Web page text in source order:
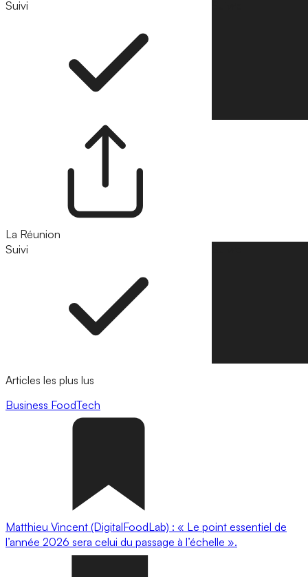
Suivi
La Réunion
Suivi
Articles les plus lus
Business FoodTech
Matthieu Vincent (DigitalFoodLab) : « Le point essentiel de
l’année 2026 sera celui du passage à l’échelle ».